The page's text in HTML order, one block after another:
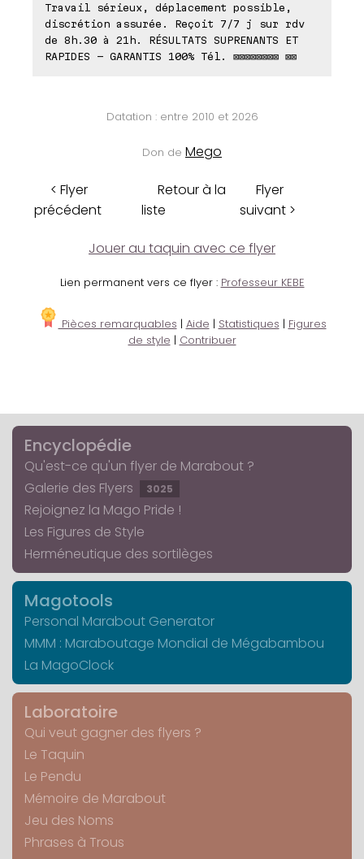
Travail sérieux, déplacement possible,
discrétion assurée. Reçoit 7/7 j sur rdv
de 8h.30 à 21h. RÉSULTATS SUPRENANTS ET
RAPIDES - GARANTIS 100% Tél. ⊠⊠⊠⊠⊠⊠⊠⊠ ⊠⊠
Datation : entre 2010 et 2026
Don de Mego
< Flyer
précédent
Retour à la
liste
Flyer
suivant >
Jouer au taquin avec ce flyer
Lien permanent vers ce flyer : Professeur KEBE
Pièces remarquables | Aide | Statistiques | Figures
de style | Contribuer
Encyclopédie
Qu'est-ce qu'un flyer de Marabout ?
Galerie des Flyers
3025
Rejoignez la Mago Pride !
Les Figures de Style
Herméneutique des sortilèges
Magotools
Personal Marabout Generator
MMM : Maraboutage Mondial de Mégabambou
La MagoClock
Laboratoire
Qui veut gagner des flyers ?
Le Taquin
Le Pendu
Mémoire de Marabout
Jeu des Noms
Phrases à Trous